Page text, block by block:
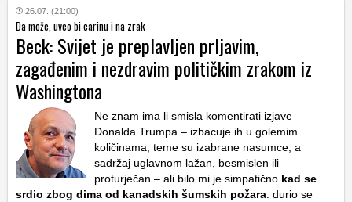
26.07. (21:00)
Da može, uveo bi carinu i na zrak
Beck: Svijet je preplavljen prljavim,
zagađenim i nezdravim političkim zrakom iz
Washingtona
Ne znam ima li smisla komentirati izjave
Donalda Trumpa – izbacuje ih u golemim
količinama, teme su izabrane nasumce, a
sadržaj uglavnom lažan, besmislen ili
proturječan – ali bilo mi je simpatično kad se
srdio zbog dima od kanadskih šumskih požara: durio se